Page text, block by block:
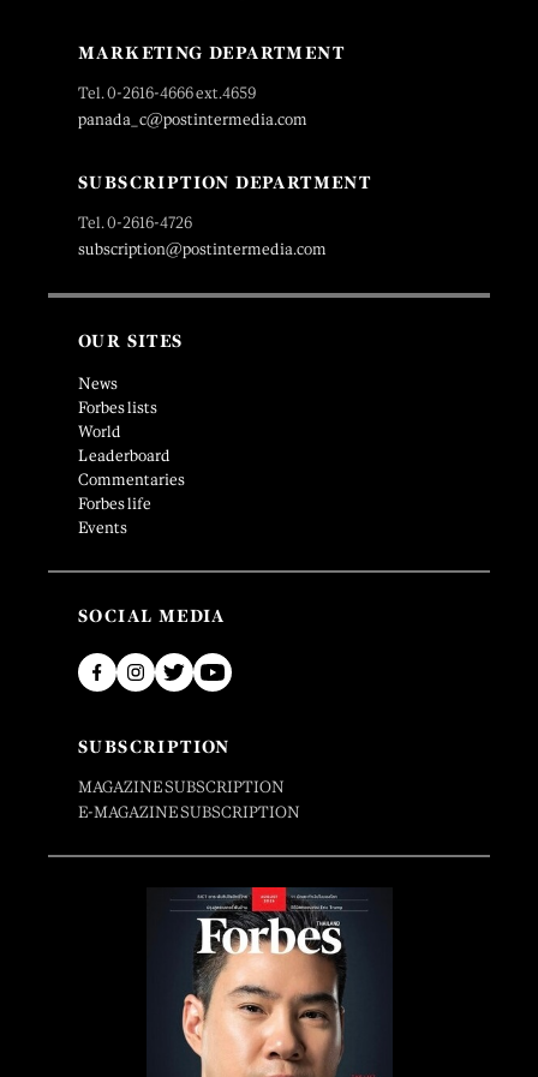
MARKETING DEPARTMENT
Tel. 0-2616-4666 ext.4659
panada_c@postintermedia.com
SUBSCRIPTION DEPARTMENT
Tel. 0-2616-4726
subscription@postintermedia.com
OUR SITES
News
Forbes lists
World
Leaderboard
Commentaries
Forbes life
Events
SOCIAL MEDIA
SUBSCRIPTION
MAGAZINE SUBSCRIPTION
E-MAGAZINE SUBSCRIPTION